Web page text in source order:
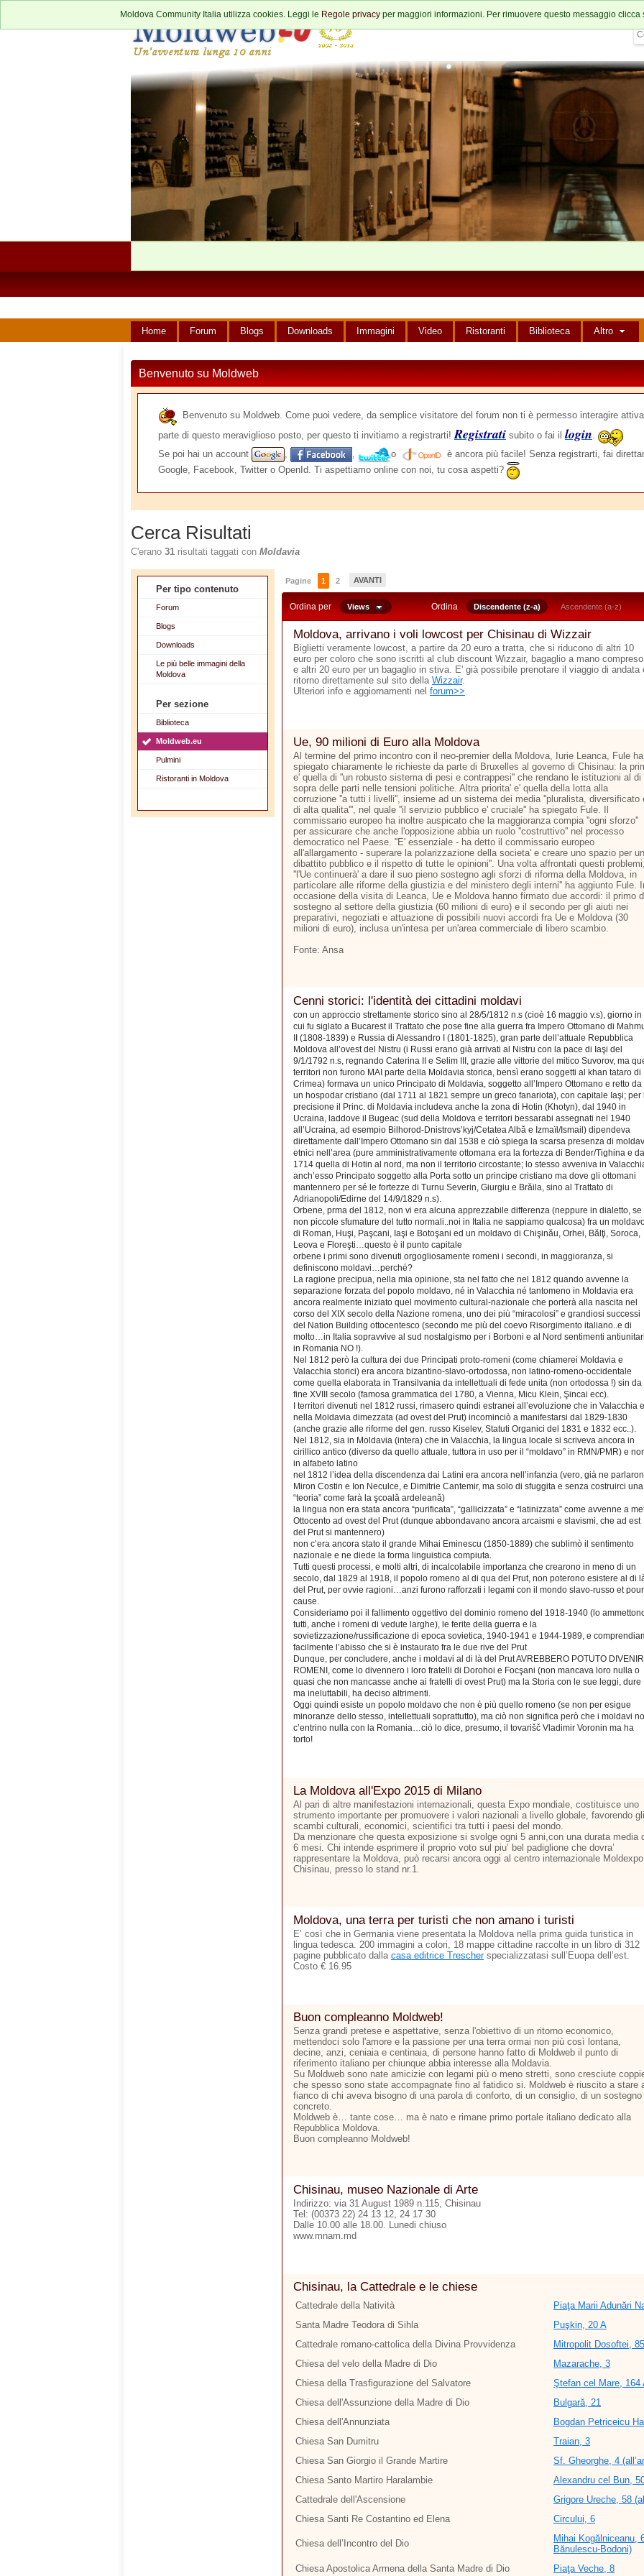
Moldova Community Italia utilizza cookies. Leggi le Regole privacy per maggiori informazioni. Per rimuovere questo messaggio
Home Forum Blogs Downloads Immagini Video Ristoranti Biblioteca Altro
Benvenuto su Moldweb
Benvenuto su Moldweb. Come puoi vedere, da semplice visitatore del forum non ti è permesso interagire
parte di questo meraviglioso posto, per questo ti invitiamo a registrarti!Registrati subito o fai il login.
Se poi hai un account
, , o è ancora più facile! Senza registrarti, fai
Google, Facebook, Twitter o OpenId. Ti aspettiamo online con noi, tu cosa aspetti?
Cerca Risultati
C'erano 31 risultati taggati con Moldavia
Per tipo contenuto
Forum
Blogs
Downloads
Le più belle immagini della
Moldova
Per sezione
Biblioteca
Moldweb.eu
Pulmini
Ristoranti in Moldova
Pagine 1 2 AVANTI
Ordina per Views Ordina Discendente (z-a) Ascendente (a-z)
Moldova, arrivano i voli lowcost per Chisinau di Wizzair
Biglietti veramente lowcost, a partire da 20 euro a tratta, che si riducono di altri 10
euro per coloro che sono iscritti al club discount Wizzair, bagaglio a mano
e altri 20 euro per un bagaglio in stiva. E' già possibile prenotare il viaggio di andata
ritorno direttamente sul sito della Wizzair.
Ulteriori info e aggiornamenti nel forum>>
Ue, 90 milioni di Euro alla Moldova
Al termine del primo incontro con il neo-premier della Moldova, Iurie Leanca, Fule ha
spiegato chiaramente le richieste da parte di Bruxelles al governo di Chisinau: la
e' quella di ''un robusto sistema di pesi e contrappesi'' che rendano le istituzioni al di
sopra delle parti nelle tensioni politiche. Altra priorita' e' quella della lotta alla
corruzione ''a tutti i livelli'', insieme ad un sistema dei media ''pluralista, diversificato
di alta qualita''', nel quale ''il servizio pubblico e' cruciale'' ha spiegato Fule. Il
commissario europeo ha inoltre auspicato che la maggioranza compia ''ogni sforzo''
per assicurare che anche l'opposizione abbia un ruolo ''costruttivo'' nel processo
democratico nel Paese. ''E' essenziale - ha detto il commissario europeo
all'allargamento - superare la polarizzazione della societa' e creare uno spazio per un
dibattito pubblico e il rispetto di tutte le opinioni''. Una volta affrontati questi problemi,
''l'Ue continuerà' a dare il suo pieno sostegno agli sforzi di riforma della Moldova, in
particolare alle riforme della giustizia e del ministero degli interni'' ha aggiunto Fule.
occasione della visita di Leanca, Ue e Moldova hanno firmato due accordi: il primo
sostegno al settore della giustizia (60 milioni di euro) e il secondo per gli aiuti nei
preparativi, negoziati e attuazione di possibili nuovi accordi fra Ue e Moldova (30
milioni di euro), inclusa un'intesa per un'area commerciale di libero scambio.
Fonte: Ansa
Cenni storici: l'identità dei cittadini moldavi
con un approccio strettamente storico sino al 28/5/1812 n.s (cioè 16 maggio v.s), giorno in
cui fu siglato a Bucarest il Trattato che pose fine alla guerra fra Impero Ottomano di
II (1808-1839) e Russia di Alessandro I (1801-1825), gran parte dell’attuale Repubblica
Moldova all’ovest del Nistru (i Russi erano già arrivati al Nistru con la pace di Iaşi del
9/1/1792 n.s, regnando Caterina II e Selim III, grazie alle vittorie del mitico Suvorov, ma
territori non furono MAI parte della Moldavia storica, bensì erano soggetti al khan tataro di
Crimea) formava un unico Principato di Moldavia, soggetto all’Impero Ottomano e retto da
un hospodar cristiano (dal 1711 al 1821 sempre un greco fanariota), con capitale Iaşi; per
precisione il Princ. di Moldavia includeva anche la zona di Hotin (Khotyn), dal 1940 in
Ucraina, laddove il Bugeac (sud della Moldova e territori bessarabi assegnati nel 1940
all’Ucraina, ad esempio Bilhorod-Dnistrovs’kyj/Cetatea Albă e Izmaïl/Ismail) dipendeva
direttamente dall’Impero Ottomano sin dal 1538 e ciò spiega la scarsa presenza di
etnici nell’area (pure amministrativamente ottomana era la fortezza di Bender/Tighina e dal
1714 quella di Hotin al nord, ma non il territorio circostante; lo stesso avveniva in
anch’esso Principato soggetto alla Porta sotto un principe cristiano ma dove gli ottomani
mantennero per sé le fortezze di Turnu Severin, Giurgiu e Brăila, sino al Trattato di
Adrianopoli/Edirne del 14/9/1829 n.s).
Orbene, prma del 1812, non vi era alcuna apprezzabile differenza (neppure in dialetto, se
non piccole sfumature del tutto normali..noi in Italia ne sappiamo qualcosa) fra un
di Roman, Huşi, Paşcani, Iaşi e Botoşani ed un moldavo di Chişinău, Orhei, Bălţi, Soroca,
Leova e Floreşti…questo è il punto capitale
orbene i primi sono divenuti orgogliosamente romeni i secondi, in maggioranza, si
definiscono moldavi…perché?
La ragione precipua, nella mia opinione, sta nel fatto che nel 1812 quando avvenne la
separazione forzata del popolo moldavo, né in Valacchia né tantomeno in Moldavia era
ancora realmente iniziato quel movimento cultural-nazionale che porterà alla nascita nel
corso del XIX secolo della Nazione romena, uno dei più “miracolosi” e grandiosi successi
del Nation Building ottocentesco (secondo me più del coevo Risorgimento italiano..e di
molto…in Italia sopravvive al sud nostalgismo per i Borboni e al Nord sentimenti
in Romania NO !).
Nel 1812 però la cultura dei due Principati proto-romeni (come chiamerei Moldavia e
Valacchia storici) era ancora bizantino-slavo-ortodossa, non latino-romeno-occidentale
come quella elaborata in Transilvania da intellettuali di fede unita (non ortodossa !) sin da
fine XVIII secolo (famosa grammatica del 1780, a Vienna, Micu Klein, Şincai ecc).
I territori divenuti nel 1812 russi, rimasero quindi estranei all’evoluzione che in Valacchia e
nella Moldavia dimezzata (ad ovest del Prut) incominciò a manifestarsi dal 1829-1830
(anche grazie alle riforme del gen. russo Kiselev, Statuti Organici del 1831 e 1832 ecc..).
Nel 1812, sia in Moldavia (intera) che in Valacchia, la lingua locale si scriveva ancora in
cirillico antico (diverso da quello attuale, tuttora in uso per il “moldavo” in RMN/PMR) e
in alfabeto latino
nel 1812 l’idea della discendenza dai Latini era ancora nell’infanzia (vero, già ne
Miron Costin e Ion Neculce, e Dimitrie Cantemir, ma solo di sfuggita e senza costruirci una
“teoria” come farà la şcoală ardeleană)
la lingua non era stata ancora “purificata”, “gallicizzata” e “latinizzata” come avvenne a
Ottocento ad ovest del Prut (dunque abbondavano ancora arcaismi e slavismi, che ad est
del Prut si mantennero)
non c’era ancora stato il grande Mihai Eminescu (1850-1889) che sublimò il sentimento
nazionale e ne diede la forma linguistica compiuta.
Tutti questi processi, e molti altri, di incalcolabile importanza che crearono in meno di un
secolo, dal 1829 al 1918, il popolo romeno al di qua del Prut, non poterono esistere al di
del Prut, per ovvie ragioni…anzi furono rafforzati i legami con il mondo slavo-russo et pour
cause.
Consideriamo poi il fallimento oggettivo del dominio romeno del 1918-1940 (lo
tutti, anche i romeni di vedute larghe), le ferite della guerra e la
sovietizzazione/russificazione di epoca sovietica, 1940-1941 e 1944-1989, e
facilmente l’abisso che si è instaurato fra le due rive del Prut
Dunque, per concludere, anche i moldavi al di là del Prut AVREBBERO POTUTO
ROMENI, come lo divennero i loro fratelli di Dorohoi e Focşani (non mancava loro nulla o
quasi che non mancasse anche ai fratelli di ovest Prut) ma la Storia con le sue leggi, dure
ma ineluttabili, ha deciso altrimenti.
Oggi quindi esiste un popolo moldavo che non è più quello romeno (se non per esigue
minoranze dello stesso, intellettuali soprattutto), ma ciò non significa però che i moldavi
c’entrino nulla con la Romania…ciò lo dice, presumo, il tovarišč Vladimir Voronin ma ha
torto!
La Moldova all'Expo 2015 di Milano
Al pari di altre manifestazioni internazionali, questa Expo mondiale, costituisce uno
strumento importante per promuovere i valori nazionali a livello globale, favorendo gli
scambi culturali, economici, scientifici tra tutti i paesi del mondo.
Da menzionare che questa exposizione si svolge ogni 5 anni,con una durata media
6 mesi. Chi intende esprimere il proprio voto sul piu’ bel padiglione che dovra’
rappresentare la Moldova, può recarsi ancora oggi al centro internazionale
Chisinau, presso lo stand nr.1.
Moldova, una terra per turisti che non amano i turisti
E’ così che in Germania viene presentata la Moldova nella prima guida turistica in
lingua tedesca. 200 immagini a colori, 18 mappe cittadine raccolte in un libro di 312
pagine pubblicato dalla casa editrice Trescherspecializzatasi sull’Euopa dell’est.
Costo € 16.95
Buon compleanno Moldweb!
Senza grandi pretese e aspettative, senza l'obiettivo di un ritorno economico,
mettendoci solo l'amore e la passione per una terra ormai non più così lontana,
decine, anzi, ceniaia e centinaia, di persone hanno fatto di Moldweb il punto di
riferimento italiano per chiunque abbia interesse alla Moldavia.
Su Moldweb sono nate amicizie con legami più o meno stretti, sono cresciute
che spesso sono state accompagnate fino al fatidico si. Moldweb è riuscito a stare
fianco di chi aveva bisogno di una parola di conforto, di un consiglio, di un sostegno
concreto.
Moldweb è… tante cose… ma è nato e rimane primo portale italiano dedicato alla
Repubblica Moldova.
Buon compleanno Moldweb!
Chisinau, museo Nazionale di Arte
Indirizzo: via 31 August 1989 n.115, Chisinau
Tel: (00373 22) 24 13 12, 24 17 30
Dalle 10.00 alle 18.00. Lunedi chiuso
www.mnam.md
Chisinau, la Cattedrale e le chiese
Cattedrale della Natività
Piaţa Marii Adunări
Santa Madre Teodora di Sihla
Puşkin, 20 A
Cattedrale romano-cattolica della Divina Provvidenza
Mitropolit Dosoftei, 85
Chiesa del velo della Madre di Dio
Mazarache, 3
Chiesa della Trasfigurazione del Salvatore
Ştefan cel Mare, 164
Chiesa dell'Assunzione della Madre di Dio
Bulgară, 21
Chiesa dell'Annunziata
Bogdan Petriceicu
Chiesa San Dumitru
Traian, 3
Chiesa San Giorgio il Grande Martire
Sf. Gheorghe, 4
Chiesa Santo Martiro Haralambie
Alexandru cel Bun,
Cattedrale dell'Ascensione
Grigore Ureche, 58
Chiesa Santi Re Costantino ed Elena
Circului, 6
Chiesa dell’Incontro del Dio
Mihai Kogălniceanu,
Bănulescu-Bodoni)
Chiesa Apostolica Armena della Santa Madre di Dio
Piaţa Veche, 8